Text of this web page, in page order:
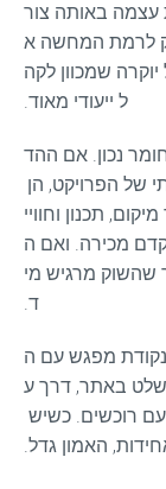
עצמה באותה צור
לרמת המחשה א
שמכוון לקה
ל ייעודי מאוד.
נכון. אם ההד
תכנון וחוויי
מכירה. ואם ה
שהשוק מרגיש מי
ד.
נקודת מפגש עם ה
באתר, דרך ע
האמון גדל.